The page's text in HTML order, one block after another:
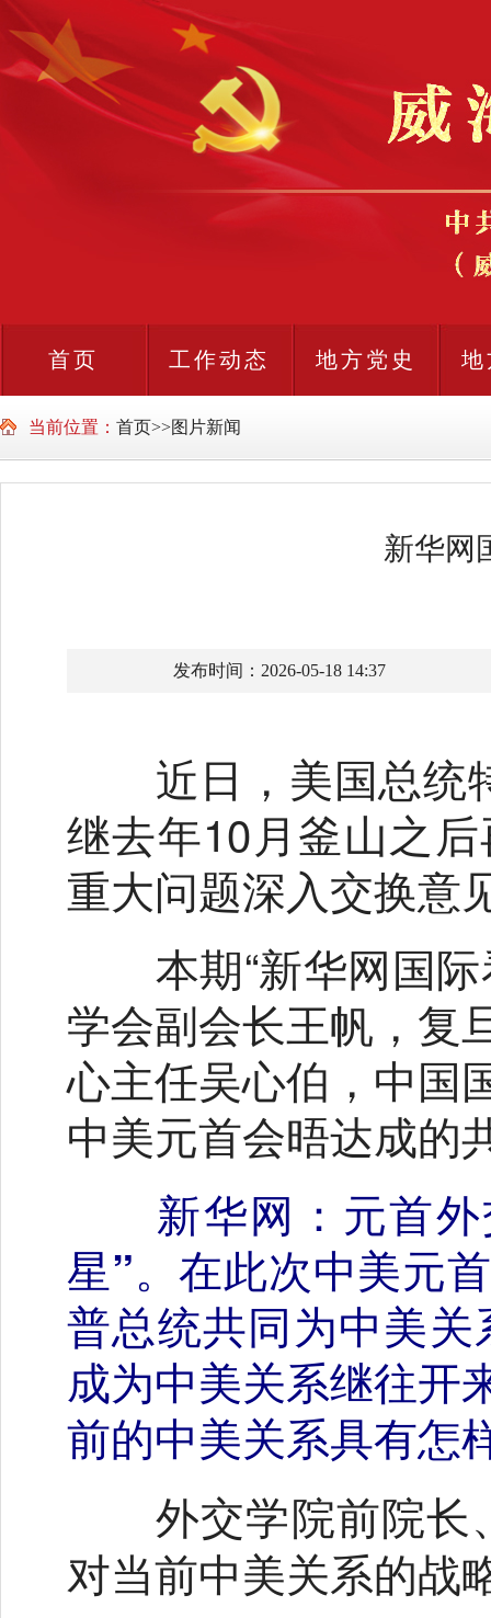
首页 工作动态 地方党史
当前位置： 首页>>图片新闻
新华网
发布时间：2026-05-18 14:37
近日，美国总统
继去年10月釜山之
重大问题深入交换意
本期“新华网国际
学会副会长王帆，复
心主任吴心伯，中国
中美元首会晤达成的
新华网：元首
星”。在此次中美元
普总统共同为中美
成为中美关系继往开
前的中美关系具有怎
外交学院前院
对当前中美关系的战